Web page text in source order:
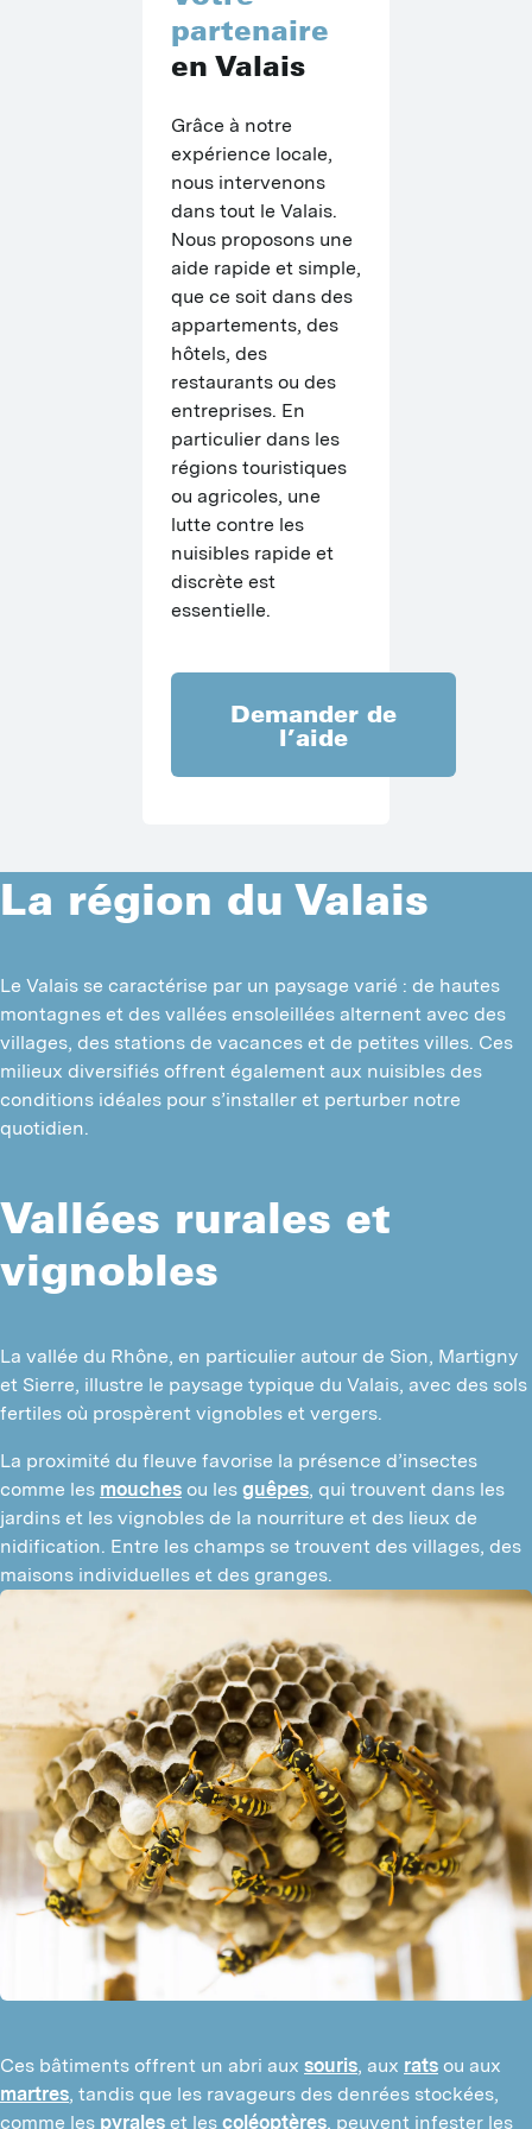
partenaire
en Valais
Grâce à notre
expérience locale,
nous intervenons
dans tout le Valais.
Nous proposons une
aide rapide et simple,
que ce soit dans des
appartements, des
hôtels, des
restaurants ou des
entreprises. En
particulier dans les
régions touristiques
ou agricoles, une
lutte contre les
nuisibles rapide et
discrète est
essentielle.
Demander de
l’aide
La région du Valais
Le Valais se caractérise par un paysage varié : de hautes
montagnes et des vallées ensoleillées alternent avec des
villages, des stations de vacances et de petites villes. Ces
milieux diversifiés offrent également aux nuisibles des
conditions idéales pour s’installer et perturber notre
quotidien.
Vallées rurales et
vignobles
La vallée du Rhône, en particulier autour de Sion, Martigny
et Sierre, illustre le paysage typique du Valais, avec des sols
fertiles où prospèrent vignobles et vergers.
La proximité du fleuve favorise la présence d’insectes
comme les mouches ou les guêpes, qui trouvent dans les
jardins et les vignobles de la nourriture et des lieux de
nidification. Entre les champs se trouvent des villages, des
maisons individuelles et des granges.
Ces bâtiments offrent un abri aux souris, aux rats ou aux
martres, tandis que les ravageurs des denrées stockées,
comme les pyrales et les coléoptères, peuvent infester les